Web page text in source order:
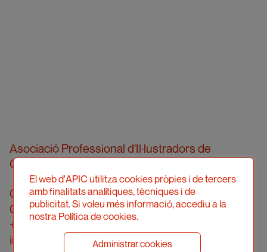
Asociació Professional d'Il·lustradors de
Catalunya
Calle Londres, 96, pral. 2a
08036 Barcelona
+34 934 161 474
info@apic.cat
El web d'APIC utilitza cookies pròpies i de tercers
amb finalitats analítiques, tècniques i de
publicitat. Si voleu més informació, accediu a la
nostra Política de cookies.
Administrar cookies